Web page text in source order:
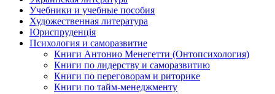
Учебники и учебные пособия
Художественная литература
Юриспруденція
Психология и саморазвитие
Книги Антонио Менегетти (Онтопсихология)
Книги по лидерству и саморазвитию
Книги по переговорам и риторике
Книги по тайм-менеджменту